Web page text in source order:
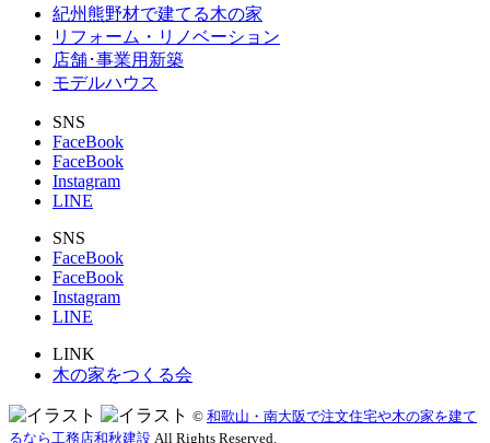
紀州熊野材で建てる木の家
リフォーム・リノベーション
店舗･事業用新築
モデルハウス
SNS
FaceBook
FaceBook
Instagram
LINE
SNS
FaceBook
FaceBook
Instagram
LINE
LINK
木の家をつくる会
© 和歌山・南大阪で注文住宅や木の家を建て
るなら工務店和秋建設 All Rights Reserved.